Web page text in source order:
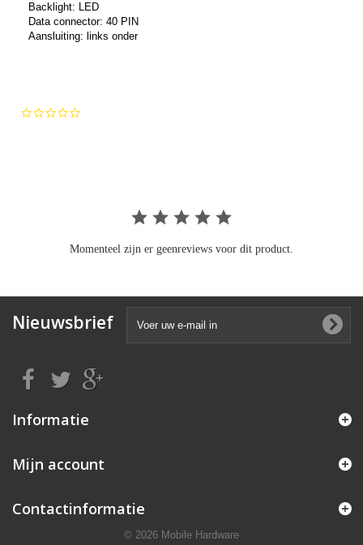
Backlight: LED
Data connector: 40 PIN
Aansluiting: links onder
Momenteel zijn er geenreviews voor dit product.
Nieuwsbrief
Informatie
Mijn account
Contactinformatie
© 2026 Mobile Hardware